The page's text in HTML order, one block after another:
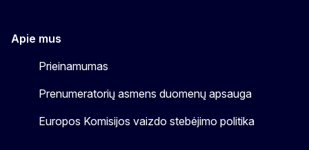
Apie mus
Prieinamumas
Prenumeratorių asmens duomenų apsauga
Europos Komisijos vaizdo stebėjimo politika